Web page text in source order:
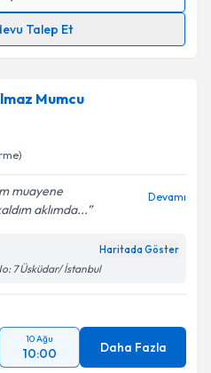
Talep Et
e-posta ile
kişisel verilerimin belirtilen
kabul ediyorum.
Gönder
Mumcu
muayene
aklımda...
Devamı
Haritada Göster
7 Üsküdar/ İstanbul
10 Ağu
10:00 Daha Fazla